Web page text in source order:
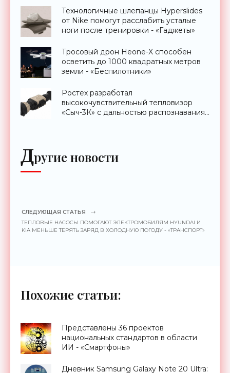
Технологичные шлепанцы Hyperslides
от Nike помогут расслабить усталые
ноги после тренировки - «Гаджеты»
Тросовый дрон Heone-X способен
осветить до 1000 квадратных метров
земли - «Беспилотники»
Ростех разработал
высокочувствительный тепловизор
«Сыч-3К» с дальностью распознавания
Другие новости
СЛЕДУЮЩАЯ СТАТЬЯ
ТЕПЛОВЫЕ НАСОСЫ ПОМОГАЮТ ЭЛЕКТРОМОБИЛЯМ HYUNDAI И
KIA МЕНЬШЕ ТЕРЯТЬ ЗАРЯД В ХОЛОДНУЮ ПОГОДУ - «ТРАНСПОРТ»
Похожие статьи:
Представлены 36 проектов
национальных стандартов в области
ИИ - «Смартфоны»
Дневник Samsung Galaxy Note 20 Ultra: